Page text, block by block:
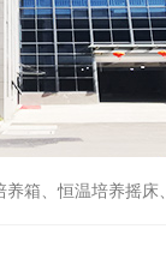
箱、恒温培养摇